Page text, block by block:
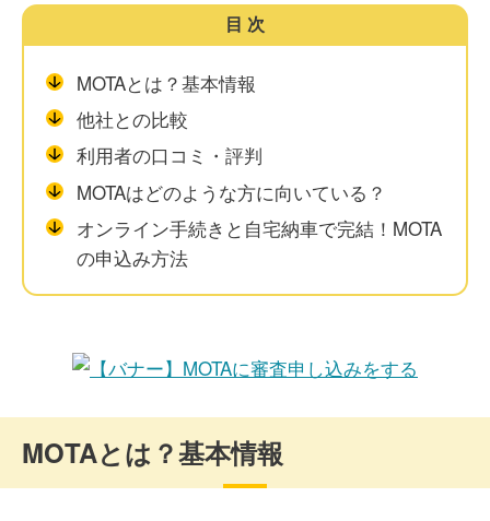
目次
MOTAとは？基本情報
他社との比較
利用者の口コミ・評判
MOTAはどのような方に向いている？
オンライン手続きと自宅納車で完結！MOTA
の申込み方法
MOTAとは？基本情報